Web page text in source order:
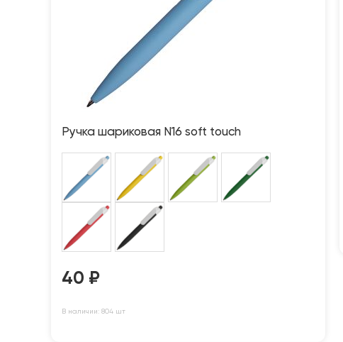
Ручка шариковая N16 soft touch
40 ₽
В наличии: 804 шт